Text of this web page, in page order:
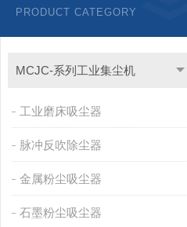
PRODUCT CATEGORY
MCJC-系列工业集尘机
工业磨床吸尘器
脉冲反吹除尘器
金属粉尘吸尘器
石墨粉尘吸尘器